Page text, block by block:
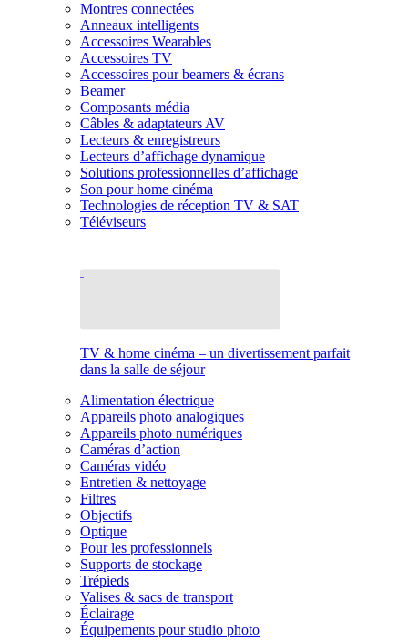
Montres connectées
Anneaux intelligents
Accessoires Wearables
Accessoires TV
Accessoires pour beamers & écrans
Beamer
Composants média
Câbles & adaptateurs AV
Lecteurs & enregistreurs
Lecteurs d’affichage dynamique
Solutions professionnelles d’affichage
Son pour home cinéma
Technologies de réception TV & SAT
Téléviseurs
TV & home cinéma – un divertissement parfait
dans la salle de séjour
Alimentation électrique
Appareils photo analogiques
Appareils photo numériques
Caméras d’action
Caméras vidéo
Entretien & nettoyage
Filtres
Objectifs
Optique
Pour les professionnels
Supports de stockage
Trépieds
Valises & sacs de transport
Éclairage
Équipements pour studio photo